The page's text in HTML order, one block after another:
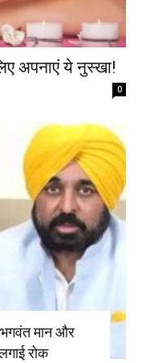
अपनाएं ये नुस्खा!
0
भगवंत मान और
रोक